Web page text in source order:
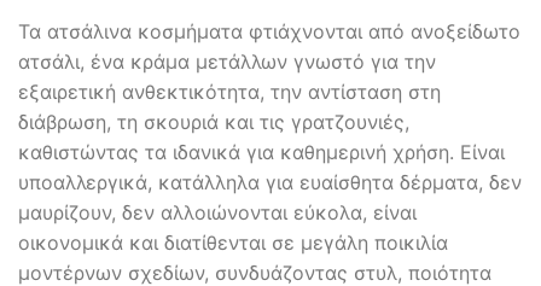
Τα ατσάλινα κοσμήματα φτιάχνονται από ανοξείδωτο
ατσάλι, ένα κράμα μετάλλων γνωστό για την
εξαιρετική ανθεκτικότητα, την αντίσταση στη
διάβρωση, τη σκουριά και τις γρατζουνιές,
καθιστώντας τα ιδανικά για καθημερινή χρήση. Είναι
υποαλλεργικά, κατάλληλα για ευαίσθητα δέρματα, δεν
μαυρίζουν, δεν αλλοιώνονται εύκολα, είναι
οικονομικά και διατίθενται σε μεγάλη ποικιλία
μοντέρνων σχεδίων, συνδυάζοντας στυλ, ποιότητα